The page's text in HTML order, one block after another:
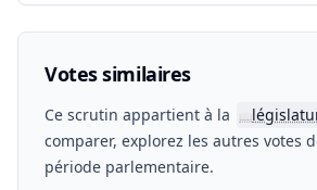
Votes similaires
Ce scrutin appartient à la 📖
comparer, explorez les autres votes
période parlementaire.